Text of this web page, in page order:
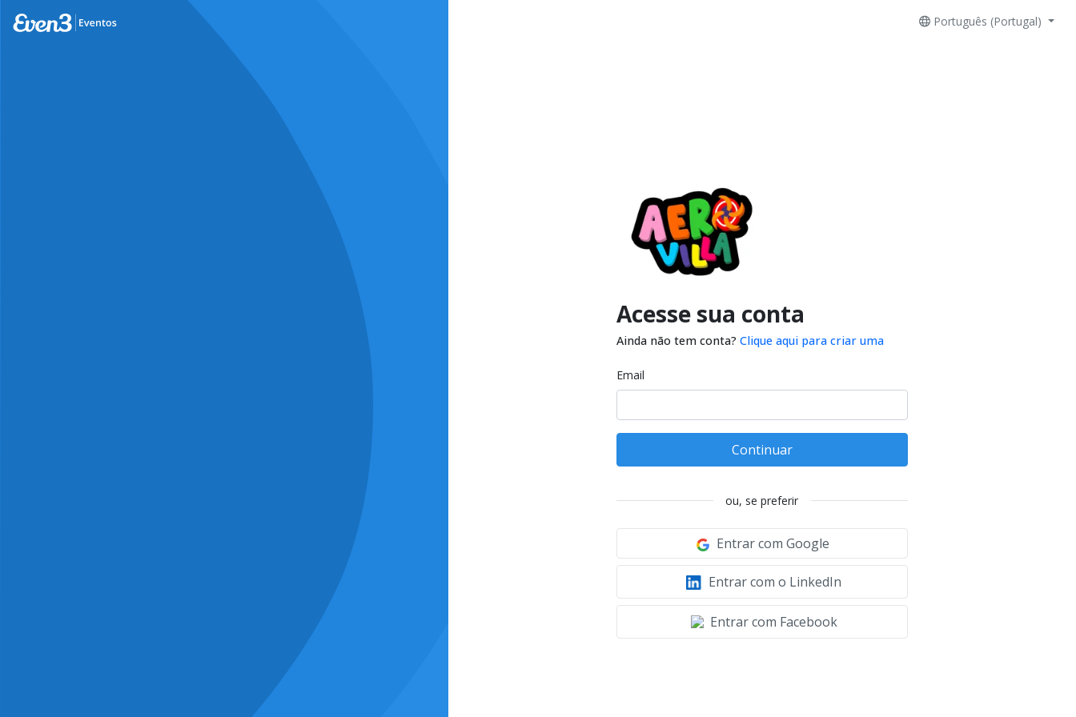
Português (Portugal)
Acesse sua conta
Ainda não tem conta? Clique aqui para criar uma
Email
Continuar
ou, se preferir
Entrar com Google
Entrar com o LinkedIn
Entrar com Facebook